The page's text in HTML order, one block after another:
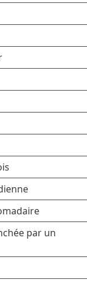
par un